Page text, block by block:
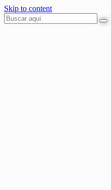
Skip to content